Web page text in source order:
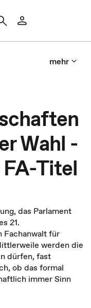
mehr
Wahl -
Titel
das Parlament
21.
Fachanwalt für
werden die
dürfen, fast
ob das formal
immer Sinn